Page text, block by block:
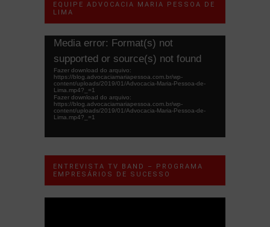
EQUIPE ADVOCACIA MARIA PESSOA DE
LIMA
Tocador
vídeo
Media error: Format(s) not
supported or source(s) not found
Fazer download do arquivo:
https://blog.advocaciamariapessoa.com.br/wp-
content/uploads/2019/01/Advocacia-Maria-Pessoa-de-
Lima.mp4?_=1
Fazer download do arquivo:
https://blog.advocaciamariapessoa.com.br/wp-
content/uploads/2019/01/Advocacia-Maria-Pessoa-de-
Lima.mp4?_=1
ENTREVISTA TV BAND – PROGRAMA
EMPRESÁRIOS DE SUCESSO